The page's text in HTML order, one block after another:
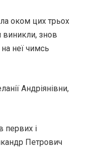
оком цих трьох
виникли, знов
неї чимсь
Андріянівни,
первих і
Петрович